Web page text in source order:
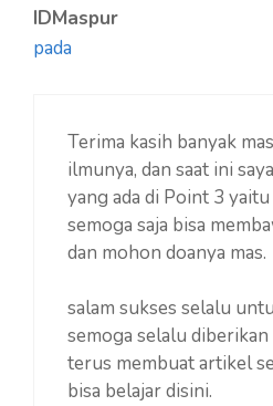
IDMaspur
pada
Terima kasih banyak
ilmunya, dan saat ini
yang ada di Point 3
semoga saja bisa
dan mohon doanya mas.
salam sukses selalu
semoga selalu diberikan
terus membuat artikel
bisa belajar disini.